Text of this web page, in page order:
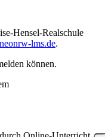
Hensel-Realschule
lms.de.
können.